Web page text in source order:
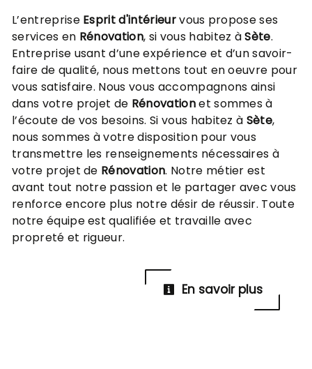
L’entreprise Esprit d'intérieurvous propose ses
services en Rénovation, si vous habitez àSète.
Entreprise usant d’une expérience et d’un savoir-
faire de qualité, nous mettons tout en oeuvre pour
vous satisfaire. Nous vous accompagnons ainsi
dans votre projet de Rénovationet sommes à
l’écoute de vos besoins. Si vous habitez à Sète,
nous sommes à votre disposition pour vous
transmettre les renseignements nécessaires à
votre projet de Rénovation. Notre métier est
avant tout notre passion et le partager avec vous
renforce encore plus notre désir de réussir. Toute
notre équipe est qualifiée et travaille avec
propreté et rigueur.
En savoir plus